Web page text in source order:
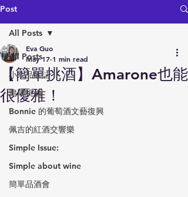
Post
All Posts
小余品飲誌
簡單挑酒
Bonnie 的葡萄酒文藝復興
佩吉的紅酒交響樂
Simple Issue:
Simple about wine
簡單品酒會
All Posts
【簡單挑酒】Amarone也能
很優雅！
Eva Guo
May 17 1 min read